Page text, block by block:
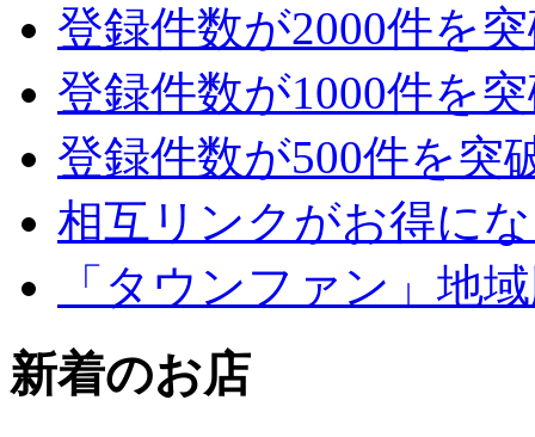
登録件数が2000件を
登録件数が1000件を
登録件数が500件を突
相互リンクがお得に
「タウンファン」地
新着のお店